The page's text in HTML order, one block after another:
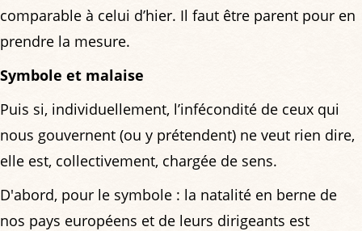
comparable à celui d’hier. Il faut être parent pour en
prendre la mesure.
Symbole et malaise
Puis si, individuellement, l’infécondité de ceux qui
nous gouvernent (ou y prétendent) ne veut rien dire,
elle est, collectivement, chargée de sens.
D'abord, pour le symbole : la natalité en berne de
nos pays européens et de leurs dirigeants est